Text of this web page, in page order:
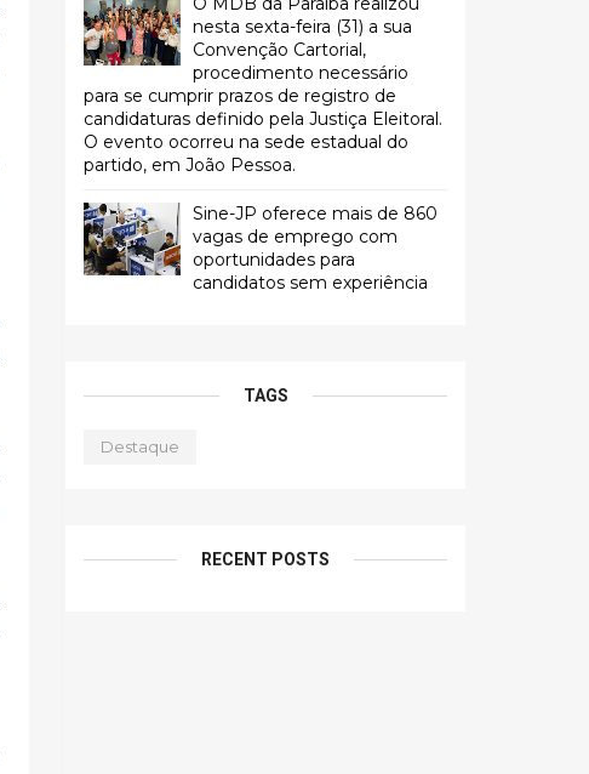
nesta sexta-feira (31) a sua
Convenção Cartorial,
procedimento necessário
para se cumprir prazos de registro de
candidaturas definido pela Justiça Eleitoral.
O evento ocorreu na sede estadual do
partido, em João Pessoa.
Sine-JP oferece mais de 860
vagas de emprego com
oportunidades para
candidatos sem experiência
TAGS
Destaque
RECENT POSTS